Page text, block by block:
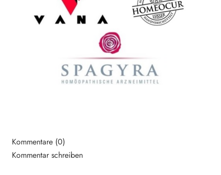
Kommentare (0)
Kommentar schreiben